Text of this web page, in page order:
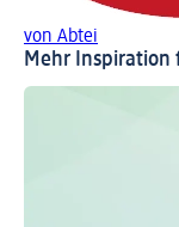
von Abtei
Mehr Inspiration